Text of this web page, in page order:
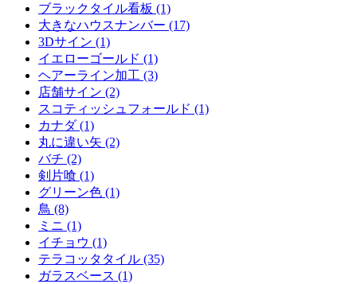
ブラックタイル看板 (1)
大きなハウスナンバー (17)
3Dサイン (1)
イエローゴールド (1)
ヘアーライン加工 (3)
店舗サイン (2)
スコティッシュフォールド (1)
カナダ (1)
丸に違い矢 (2)
バチ (2)
剣片喰 (1)
グリーン色 (1)
鳥 (8)
ミニ (1)
イチョウ (1)
テラコッタタイル (35)
ガラスベース (1)